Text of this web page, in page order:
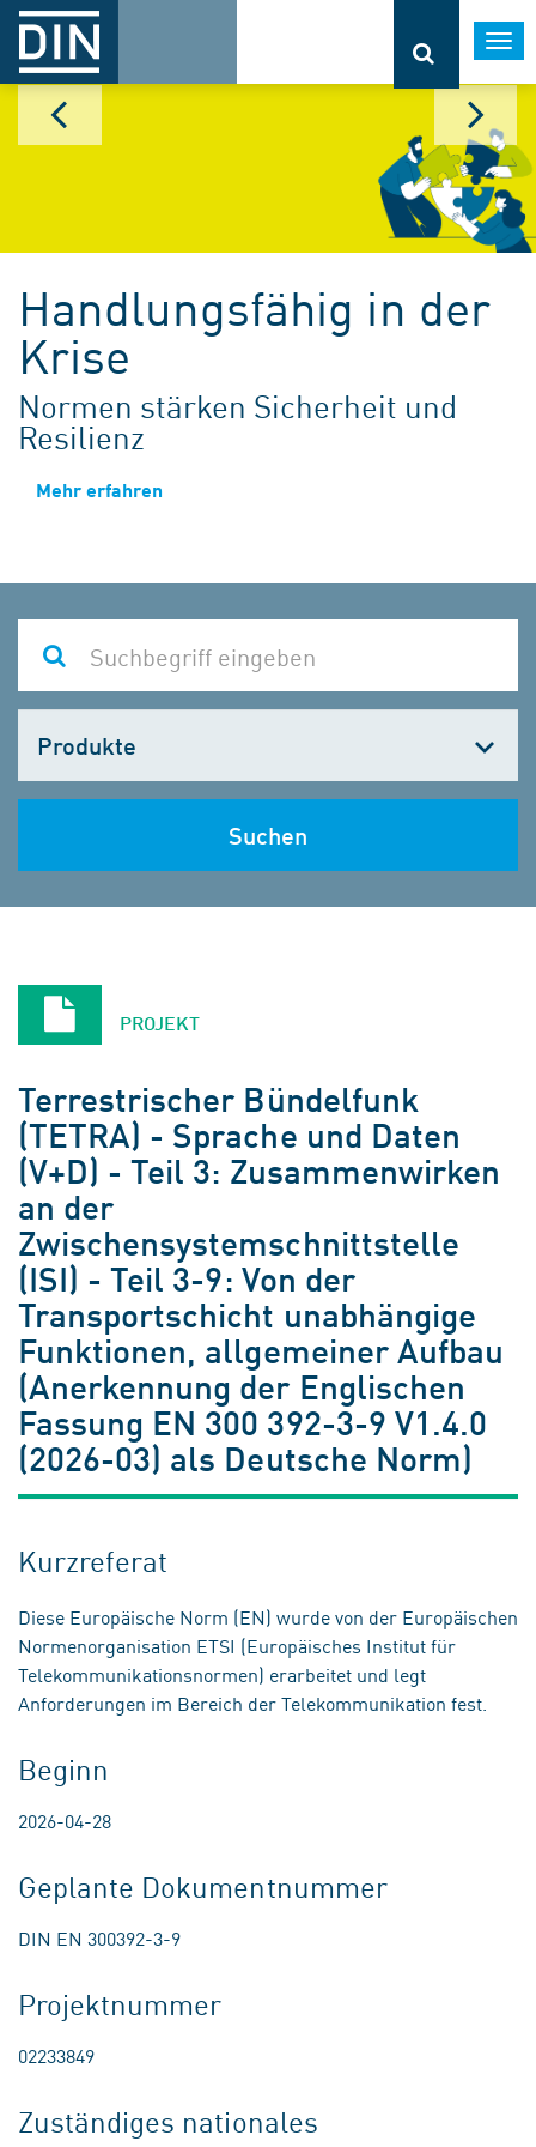
Handlungsfähig in der
Krise
Normen stärken Sicherheit und
Resilienz
Mehr erfahren
wählen
Suchen
PROJEKT
Terrestrischer Bündelfunk
(TETRA) - Sprache und Daten
(V+D) - Teil 3: Zusammenwirken
an der
Zwischensystemschnittstelle
(ISI) - Teil 3-9: Von der
Transportschicht unabhängige
Funktionen, allgemeiner Aufbau
(Anerkennung der Englischen
Fassung EN 300 392-3-9 V1.4.0
(2026-03) als Deutsche Norm)
Kurzreferat
Diese Europäische Norm (EN) wurde von der Europäischen
Normenorganisation ETSI (Europäisches Institut für
Telekommunikationsnormen) erarbeitet und legt
Anforderungen im Bereich der Telekommunikation fest.
Beginn
2026-04-28
Geplante Dokumentnummer
DIN EN 300392-3-9
Projektnummer
02233849
Zuständiges nationales